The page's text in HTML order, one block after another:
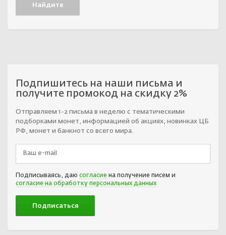
Подпишитесь на наши письма и
получите промокод на скидку 2%
Отправляем 1-2 письма в неделю с тематическими
подборками монет, информацией об акциях, новинках ЦБ
РФ, монет и банкнот со всего мира.
Подписываясь, даю согласие на получение писем и
согласие на обработку персональных данных